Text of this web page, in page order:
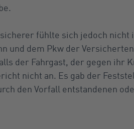
fühlte sich jedoch nicht
und dem Pkw der
der Fahrgast, der gegen ihr
nicht an. Es gab der
den Vorfall entstandenen